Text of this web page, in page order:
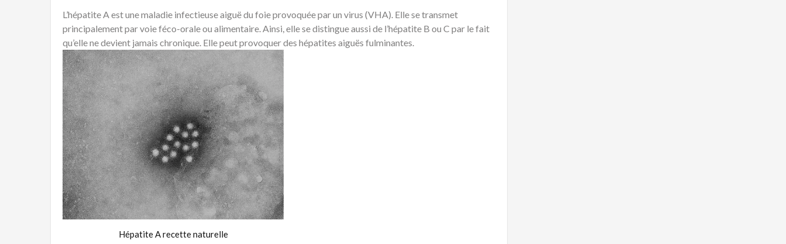
L’hépatite A est une maladie infectieuse aiguë du foie provoquée par un virus (VHA). Elle se transmet
principalement par voie féco-orale ou alimentaire. Ainsi, elle se distingue aussi de l’hépatite B ou C par le fait
qu’elle ne devient jamais chronique. Elle peut provoquer des hépatites aiguës fulminantes.
Hépatite A recette naturelle